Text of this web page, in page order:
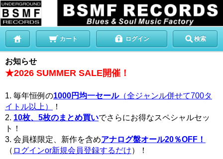
カート ログイン 検索
お知らせ
★2026 SUMMER SALE開催！
1. 毎年恒例の1000円均一セール（全ジャンル併せて700タ
イトル以上）
！
2. 10枚、5枚のまとめ買いでさらにお得なスペシャルセッ
ト！
3. 会員様限定、新作を含めアナログ盤オール20％OFF！
（ ログインor新規会員登録するだけ）！